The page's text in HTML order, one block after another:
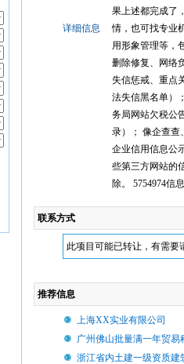
详细信息
果上述都完成了
情，也可找专业
用形象管理等，
删除修复、网络
失信惩戒、重点
法失信黑名单）
务局网站欠税公
录）； 像企查查
企业信用信息公
些第三方网站的
除。 5754974信
联系方式
此项目可能已转让，有需要
推荐信息
上海XX实业有限公司
广州佛山批量满一年贸易
浙江省内土建一级资质建